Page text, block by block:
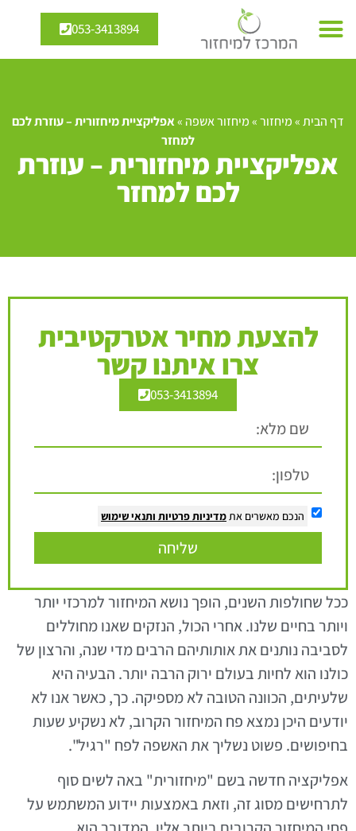
053-3413894
דף הבית»מיחזור»מיחזור אשפה »אפליקציית מיחזורית – עוזרת לכם
למחזר
אפליקציית מיחזורית – עוזרת
לכם למחזר
להצעת מחיר אטרקטיבית
צרו איתנו קשר
053-3413894
הנכם מאשרים את מדיניות פרטיות ותנאי שימוש
שליחה
ככל שחולפות השנים, הופך נושא המיחזור למרכזי יותר
ויותר בחיים שלנו. אחרי הכול, הנזקים שאנו מחוללים
לסביבה נותנים את אותותיהם הרבים מדי שנה, והרצון של
כולנו הוא לחיות בעולם ירוק הרבה יותר. הבעיה היא
שלעיתים, הכוונה הטובה לא מספיקה. כך, כאשר אנו לא
יודעים היכן נמצא פח המיחזור הקרוב, לא נשקיע שעות
בחיפושים. פשוט נשליך את האשפה לפח "רגיל".
אפליקציה חדשה בשם "מיחזורית" באה לשים סוף
לתרחישים מסוג זה, וזאת באמצעות יידוע המשתמש על